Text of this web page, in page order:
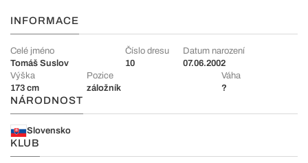
INFORMACE
Celé jméno
Tomáš Suslov
Číslo dresu
10
Datum narození
07.06.2002
Výška
173 cm
Pozice
záložník
Váha
?
NÁRODNOST
Slovensko
KLUB